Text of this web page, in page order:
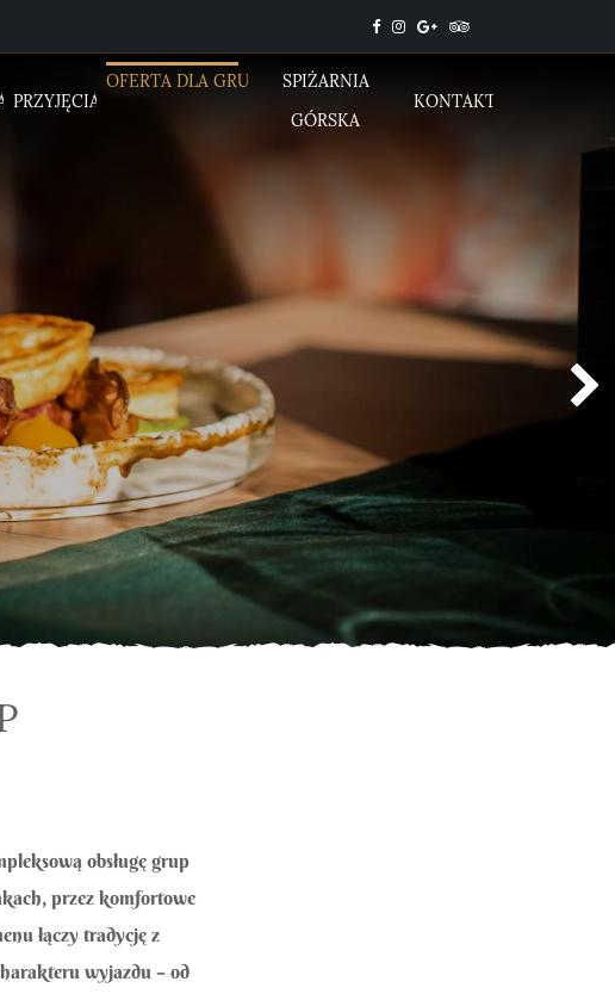
PRZYJĘCIA
SPIŻARNIA
GÓRSKA
KONTAKT
obsługę grup
przez komfortowe
łączy tradycję z
wyjazdu – od